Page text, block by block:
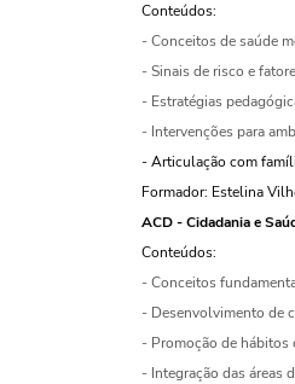
Conteúdos:
- Conceitos de saúde
- Sinais de risco e
- Estratégias
- Intervenções para
- Articulação com
Formador: Estelina
ACD - Cidadania e
Conteúdos:
-Conceitos
- Desenvolvimento de
- Promoção de hábitos
- Integração das áreas